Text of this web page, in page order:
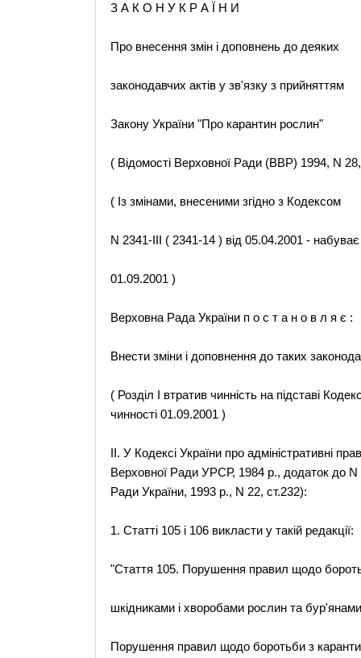
З А К О Н У К Р А Ї Н И
Про внесення змін і доповнень до деяких
законодавчих актів у зв'язку з прийняттям
Закону України "Про карантин рослин"
( Відомості Верховної Ради (ВВР) 1994, N
( Із змінами, внесеними згідно з Кодексом
N 2341-III ( 2341-14 ) від 05.04.2001 - набуває
01.09.2001 )
Верховна Рада України п о с т а н о в л я є :
Внести зміни і доповнення до таких
( Розділ I втратив чинність на підставі
чинності 01.09.2001 )
II. У Кодексі України про адміністративні
Верховної Ради УРСР, 1984 р., додаток до N
Ради України, 1993 р., N 22, ст.232):
1. Статті 105 і 106 викласти у такій редакції:
"Стаття 105. Порушення правил щодо
шкідниками і хворобами рослин та бур'янами
Порушення правил щодо боротьби з